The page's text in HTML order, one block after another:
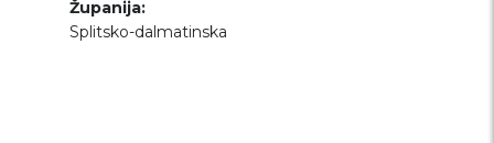
Županija:
Splitsko-dalmatinska